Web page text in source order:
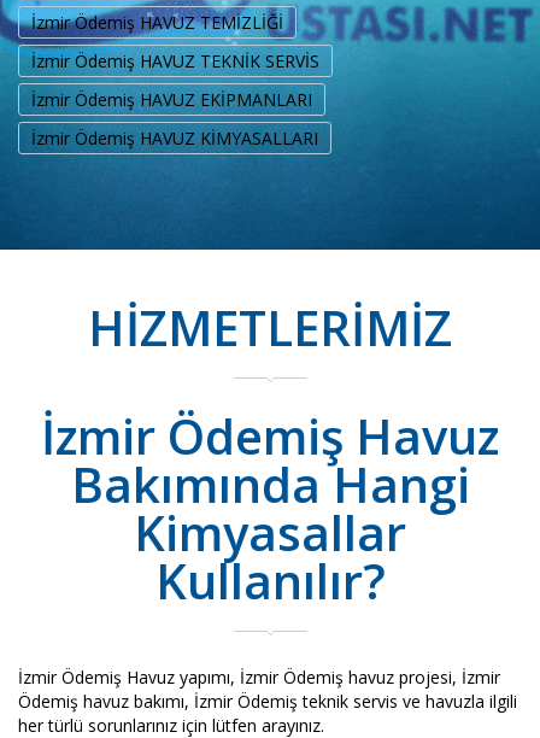
İzmir Ödemiş HAVUZ TEMİZLİĞİ
İzmir Ödemiş HAVUZ TEKNİK SERVİS
İzmir Ödemiş HAVUZ EKİPMANLARI
İzmir Ödemiş HAVUZ KİMYASALLARI
HİZMETLERİMİZ
İzmir Ödemiş Havuz
Bakımında Hangi
Kimyasallar
Kullanılır?
İzmir Ödemiş Havuz yapımı, İzmir Ödemiş havuz projesi, İzmir
Ödemiş havuz bakımı, İzmir Ödemiş teknik servis ve havuzla ilgili
her türlü sorunlarınız için lütfen arayınız.